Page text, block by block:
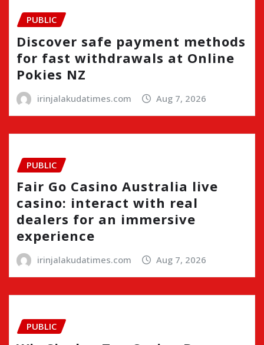
PUBLIC
Discover safe payment methods
for fast withdrawals at Online
Pokies NZ
irinjalakudatimes.com Aug 7, 2026
PUBLIC
Fair Go Casino Australia live
casino: interact with real
dealers for an immersive
experience
irinjalakudatimes.com Aug 7, 2026
PUBLIC